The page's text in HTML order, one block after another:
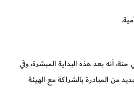
أنه بعد هذه البداية المبشرة، وفي
جديد من المبادرة بالشراكة مع الهيئة